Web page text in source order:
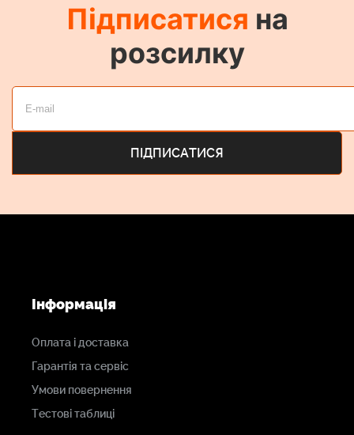
Підписатися на
розсилку
Інформація
Оплата і доставка
Гарантія та сервіс
Умови повернення
Тестові таблиці